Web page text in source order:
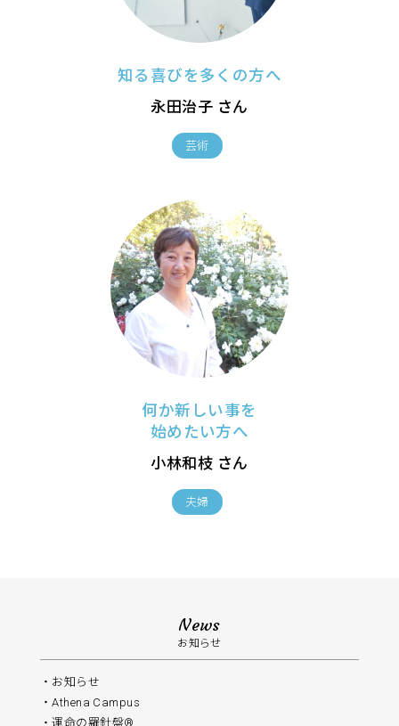
知る喜びを多くの方へ
永田治子 さん
芸術
何か新しい事を
始めたい方へ
小林和枝 さん
夫婦
News
お知らせ
お知らせ
Athena Campus
運命の羅針盤®️